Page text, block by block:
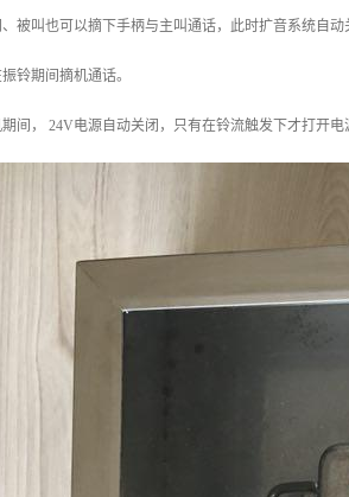
被叫也可以摘下手柄与主叫通话，此时扩音系统自动
铃期间摘机通话。
间， 24V电源自动关闭，只有在铃流触发下才打开电